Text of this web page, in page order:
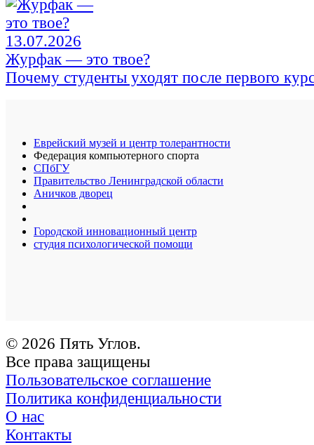
13.07.2026
Журфак — это твое?
Почему студенты уходят после первого
Еврейский музей и центр толерантности
Федерация компьютерного спорта
СПбГУ
Правительство Ленинградской области
Аничков дворец
Городской инновационный центр
студия психологической помощи
© 2026 Пять Углов.
Все права защищены
Пользовательское соглашение
Политика конфиденциальности
О нас
Контакты